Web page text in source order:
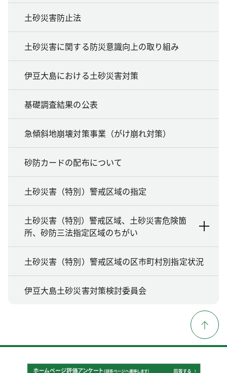
土砂災害防止法
土砂災害に関する防災意識向上の取り組み
伊豆大島における土砂災害対策
基礎調査結果の公表
急傾斜地崩壊対策事業（がけ崩れ対策）
砂防カードの配布について
土砂災害（特別）警戒区域の指定
土砂災害（特別）警戒区域、土砂災害危険箇
所、砂防三法指定区域のちがい
土砂災害（特別）警戒区域の区市町村別指定状況
伊豆大島土砂災害対策検討委員会